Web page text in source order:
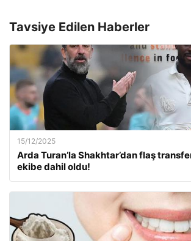
Tavsiye Edilen Haberler
15/12/2025
Arda Turan’la Shakhtar’dan flaş
ekibe dahil oldu!